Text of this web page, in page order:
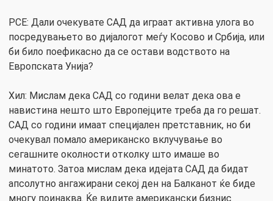
РСЕ: Дали очекувате САД да играат активна улога во
посредувањето во дијалогот меѓу Косово и Србија, или
би било поефикасно да се остави водството на
Европската Унија?
Хил: Мислам дека САД со години велат дека ова е
навистина нешто што Европејците треба да го решат.
САД со години имаат специјален претставник, но би
очекувал помало американско вклучување во
сегашните околности отколку што имаше во
минатото. Затоа мислам дека идејата САД да бидат
апсолутно ангажирани секој ден на Балканот ќе биде
многу поинаква. Ќе видите американски бизнис